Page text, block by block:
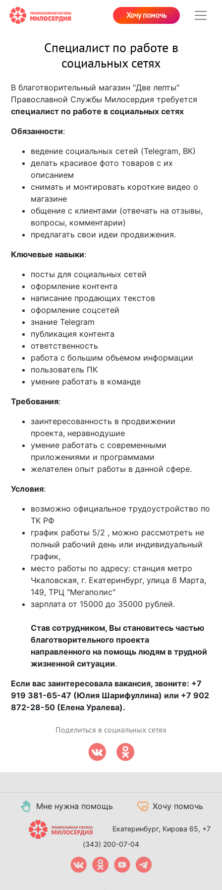
Хочу помочь
Специалист по работе в
социальных сетях
В благотворительный магазин "Две лепты"
Православной Службы Милосердия требуется
специалист по работе в социальных сетях
Обязанности:
ведение социальных сетей (Telegram, ВК)
делать красивое фото товаров с их
описанием
снимать и монтировать короткие видео о
магазине
общение с клиентами (отвечать на отзывы,
вопросы, комментарии)
предлагать свои идеи продвижения.
Ключевые навыки:
посты для социальных сетей
оформление контента
написание продающих текстов
оформление соцсетей
знание Telegram
публикация контента
ответственность
работа с большим объемом информации
пользователь ПК
умение работать в команде
Требования:
заинтересованность в продвижении
проекта, неравнодушие
умение работать с современными
приложениями и программами
желателен опыт работы в данной сфере.
Условия:
возможно официальное трудоустройство по
ТК РФ
график работы 5/2 , можно рассмотреть не
полный рабочий день или индивидуальный
график,
место работы по адресу: станция метро
Чкаловская, г. Екатеринбург, улица 8 Марта,
149, ТРЦ "Мегаполис"
зарплата от 15000 до 35000 рублей.
Став сотрудником, Вы становитесь частью
благотворительного проекта
направленного на помощь людям в трудной
жизненной ситуации.
Если вас заинтересовала вакансия, звоните: +7
919 381-65-47 (Юлия Шарифуллина) или +7 902
872-28-50 (Елена Уралева).
Поделиться в социальных сетях
Мне нужна помощь Хочу помочь
Екатеринбург, Кирова 65, +7
(343) 200-07-04